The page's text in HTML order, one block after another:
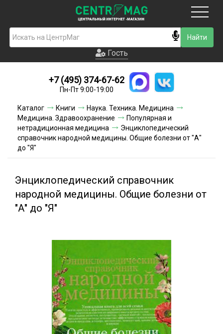
Гость
Новинки
Условия доставки
Условия оплаты
Гость
+7 (495) 374-67-62
Пн-Пт 9:00-19:00
Каталог Книги
Наука. Техника. Медицина
Медицина. Здравоохранение
Популярная и
нетрадиционная медицина
Энциклопедический
справочник народной медицины. Общие болезни от "А"
до "Я"
Энциклопедический справочник
народной медицины. Общие болезни от
"А" до "Я"